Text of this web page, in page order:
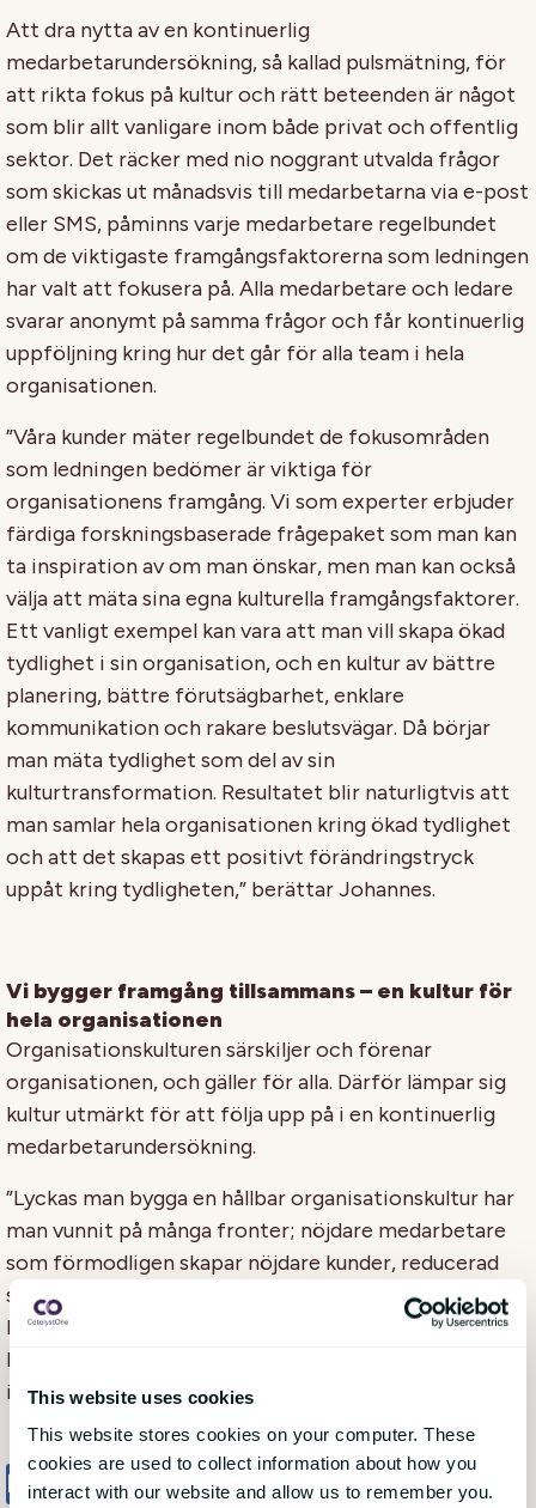
This website uses cookies
This website stores cookies on your computer. These
cookies are used to collect information about how you
interact with our website and allow us to remember you.
Att dra nytta av en kontinuerlig
medarbetarundersökning, så kallad pulsmätning, för
att rikta fokus på kultur och rätt beteenden är något
som blir allt vanligare inom både privat och offentlig
sektor. Det räcker med nio noggrant utvalda frågor
som skickas ut månadsvis till medarbetarna via e-post
eller SMS, påminns varje medarbetare regelbundet
om de viktigaste framgångsfaktorerna som ledningen
har valt att fokusera på. Alla medarbetare och ledare
svarar anonymt på samma frågor och får kontinuerlig
uppföljning kring hur det går för alla team i hela
organisationen.
”Våra kunder mäter regelbundet de fokusområden
som ledningen bedömer är viktiga för
organisationens framgång. Vi som experter erbjuder
färdiga forskningsbaserade frågepaket som man kan
ta inspiration av om man önskar, men man kan också
välja att mäta sina egna kulturella framgångsfaktorer.
Ett vanligt exempel kan vara att man vill skapa ökad
tydlighet i sin organisation, och en kultur av bättre
planering, bättre förutsägbarhet, enklare
kommunikation och rakare beslutsvägar. Då börjar
man mäta tydlighet som del av sin
kulturtransformation. Resultatet blir naturligtvis att
man samlar hela organisationen kring ökad tydlighet
och att det skapas ett positivt förändringstryck
uppåt kring tydligheten,” berättar Johannes.
Vi bygger framgång tillsammans – en kultur för
hela organisationen
Organisationskulturen särskiljer och förenar
organisationen, och gäller för alla. Därför lämpar sig
kultur utmärkt för att följa upp på i en kontinuerlig
medarbetarundersökning.
”Lyckas man bygga en hållbar organisationskultur har
man vunnit på många fronter; nöjdare medarbetare
som förmodligen skapar nöjdare kunder, reducerad
sjukfrånvaro, lägre personalomsättning och ökad
lönsamhet. Sällan ger ett strategiskt initiativ så här så
här stor effekt och samtidigt är så här enkelt att
implementera,” avslutar Johannes.
Share Tweet Share